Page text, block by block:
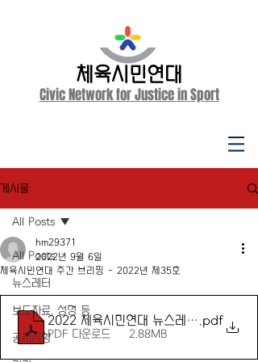
체육시민연대
Civic Network for Justice in Sport
게시물
All Posts
뉴스레터
보도자료, 성명 등
공지사항
All Posts
체육시민연대 주간 브리핑 - 2022년 제35호
hm29371
2022년 9월 6일
2022 체육시민연대 뉴스레터 제35호
.pdf
PDF 다운로드 • 2.88MB